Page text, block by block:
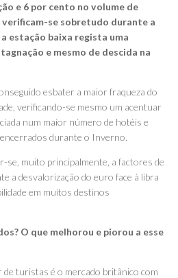
e 6 por cento no volume de
verificam-se sobretudo durante a
estação baixa regista uma
e mesmo de descida na
esbater a maior fraqueza do
verificando-se mesmo um acentuar
num maior número de hotéis e
durante o Inverno.
se, muito principalmente, a factores de
a desvalorização do euro face à libra
em muitos destinos
O que melhorou e piorou a esse
turistas é o mercado britânico com